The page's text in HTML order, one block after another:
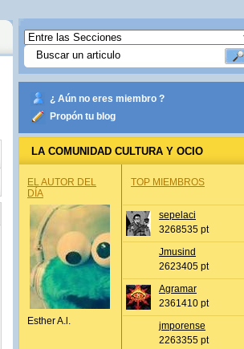
¿ Aún no eres miembro ?
Propón tu blog
LA COMUNIDAD CULTURA Y OCIO
EL AUTOR DEL
DÍA
Esther A.l.
TOP MIEMBROS
sepelaci
3268535 pt
Jmusind
2623405 pt
Agramar
2361410 pt
jmporense
2263355 pt